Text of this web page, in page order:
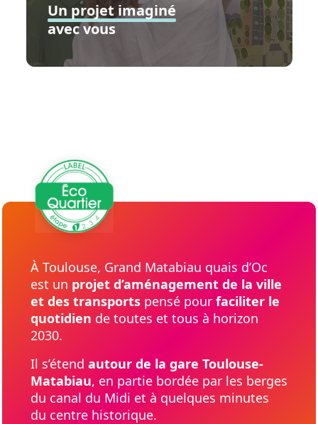
Un projet imaginé
avec vous
À Toulouse, Grand Matabiau quais d’Oc
est un projet d’aménagement de la ville
et des transports pensé pour faciliter le
quotidien de toutes et tous à horizon
2030.
Il s’étend autour de la gare Toulouse-
Matabiau, en partie bordée par les berges
du canal du Midi et à quelques minutes
du centre historique.